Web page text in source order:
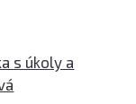
s úkoly a